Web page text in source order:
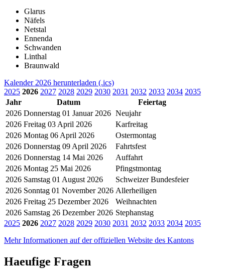
Glarus
Näfels
Netstal
Ennenda
Schwanden
Linthal
Braunwald
Kalender 2026 herunterladen (.ics)
2025 2026 2027 2028 2029 2030 2031 2032 2033 2034 2035
Jahr
Datum
Feiertag
2026 Donnerstag 01 Januar 2026 Neujahr
2026 Freitag 03 April 2026
Karfreitag
2026 Montag 06 April 2026
Ostermontag
2026 Donnerstag 09 April 2026
Fahrtsfest
2026 Donnerstag 14 Mai 2026
Auffahrt
2026 Montag 25 Mai 2026
Pfingstmontag
2026 Samstag 01 August 2026
Schweizer Bundesfeier
2026 Sonntag 01 November 2026 Allerheiligen
2026 Freitag 25 Dezember 2026
Weihnachten
2026 Samstag 26 Dezember 2026 Stephanstag
2025 2026 2027 2028 2029 2030 2031 2032 2033 2034 2035
Mehr Informationen auf der offiziellen Website des Kantons
Haeufige Fragen